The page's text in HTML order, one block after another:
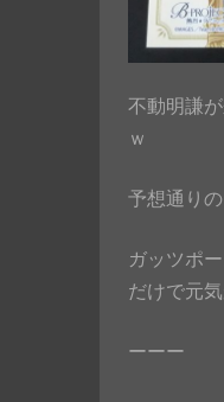
不動明謙
ｗ
予想通り
ガッツポ
だけで元
ーーー